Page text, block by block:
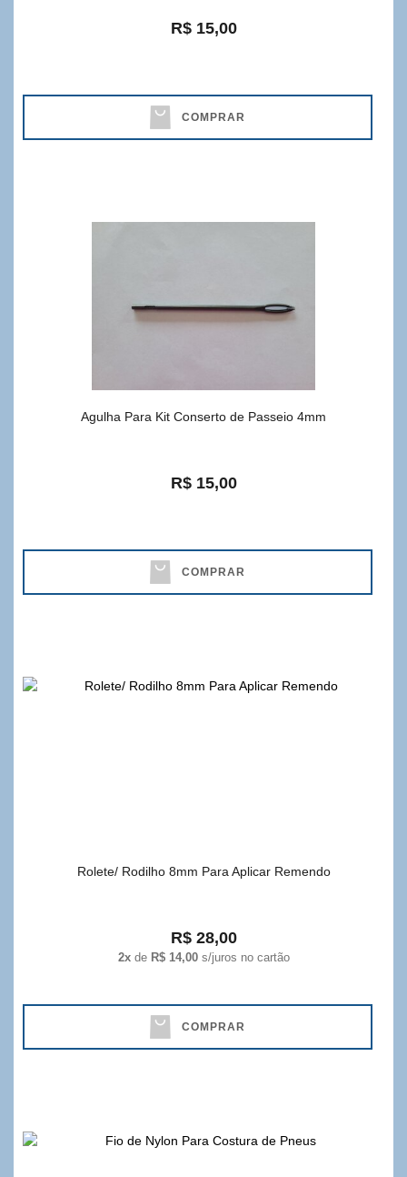
R$ 15,00
COMPRAR
Agulha Para Kit Conserto de Passeio 4mm
R$ 15,00
COMPRAR
Rolete/ Rodilho 8mm Para Aplicar Remendo
R$ 28,00
2xde R$ 14,00s/juros no cartão
COMPRAR